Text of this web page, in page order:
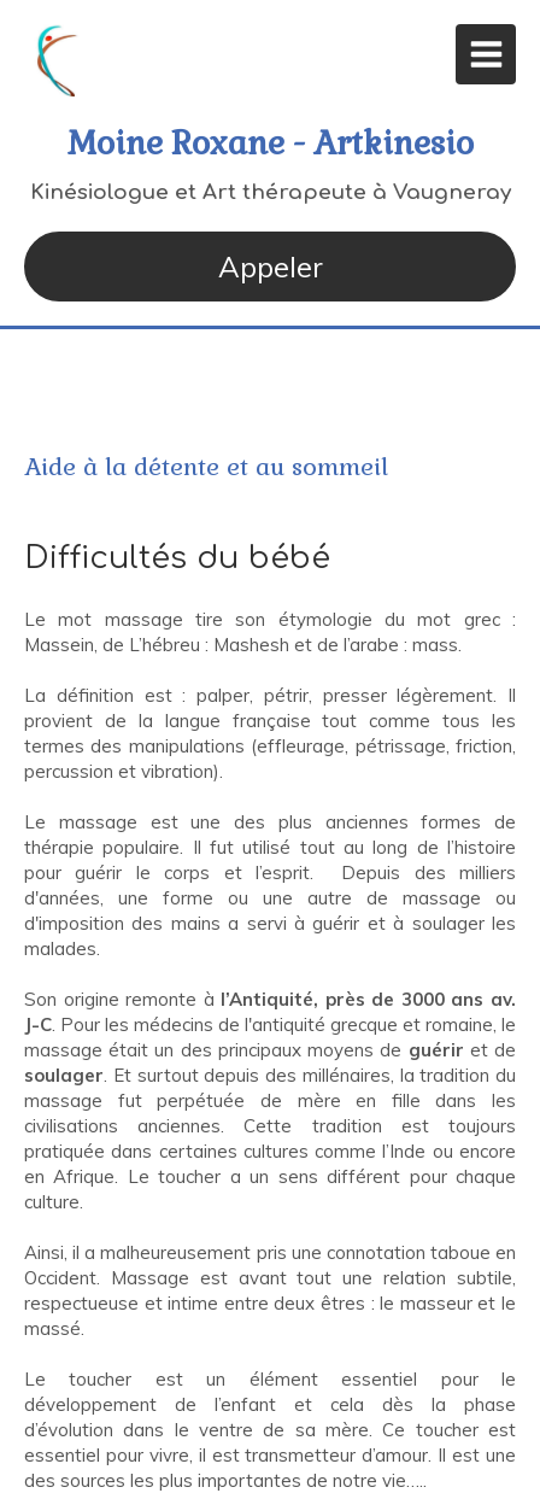
Moine Roxane - Artkinesio
Kinésiologue et Art thérapeute à Vaugneray
Appeler
Aide à la détente et au sommeil
Difficultés du bébé
Le mot massage tire son étymologie du mot grec :
Massein, de L’hébreu : Mashesh et de l’arabe : mass.
La définition est : palper, pétrir, presser légèrement. Il
provient de la langue française tout comme tous les
termes des manipulations (effleurage, pétrissage, friction,
percussion et vibration).
Le massage est une des plus anciennes formes de
thérapie populaire. Il fut utilisé tout au long de l’histoire
pour guérir le corps et l’esprit. Depuis des milliers
d'années, une forme ou une autre de massage ou
d'imposition des mains a servi à guérir et à soulager les
malades.
Son origine remonte à l’Antiquité, près de 3000 ans av.
J-C. Pour les médecins de l'antiquité grecque et romaine, le
massage était un des principaux moyens de guérir et de
soulager. Et surtout depuis des millénaires, la tradition du
massage fut perpétuée de mère en fille dans les
civilisations anciennes. Cette tradition est toujours
pratiquée dans certaines cultures comme l’Inde ou encore
en Afrique. Le toucher a un sens différent pour chaque
culture.
Ainsi, il a malheureusement pris une connotation taboue en
Occident. Massage est avant tout une relation subtile,
respectueuse et intime entre deux êtres : le masseur et le
massé.
Le toucher est un élément essentiel pour le
développement de l’enfant et cela dès la phase
d’évolution dans le ventre de sa mère. Ce toucher est
essentiel pour vivre, il est transmetteur d’amour. Il est une
des sources les plus importantes de notre vie…..